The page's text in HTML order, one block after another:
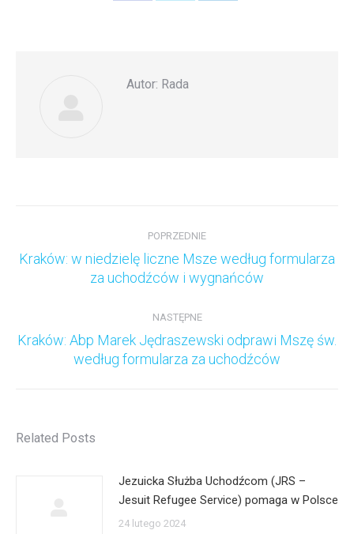
Autor: Rada
POPRZEDNIE
Poprzedni
wpis:
Kraków: w niedzielę liczne Msze według formularza
za uchodźców i wygnańców
NASTĘPNE
Następny
wpis:
Kraków: Abp Marek Jędraszewski odprawi Mszę św.
według formularza za uchodźców
Related Posts
Jezuicka Służba Uchodźcom (JRS –
Jesuit Refugee Service) pomaga w Polsce
24 lutego 2024